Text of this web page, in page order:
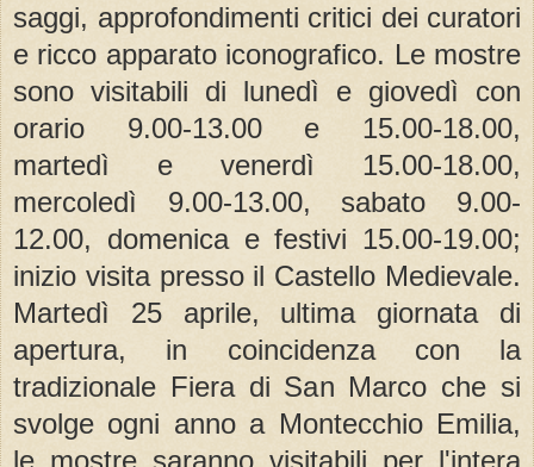
saggi, approfondimenti critici dei curatori
e ricco apparato iconografico. Le mostre
sono visitabili di lunedì e giovedì con
orario 9.00-13.00 e 15.00-18.00,
martedì e venerdì 15.00-18.00,
mercoledì 9.00-13.00, sabato 9.00-
12.00, domenica e festivi 15.00-19.00;
inizio visita presso il Castello Medievale.
Martedì 25 aprile, ultima giornata di
apertura, in coincidenza con la
tradizionale Fiera di San Marco che si
svolge ogni anno a Montecchio Emilia,